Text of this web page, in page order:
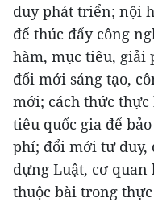
duy phát triển; nội
để thúc đẩy công
hàm, mục tiêu, giải
đổi mới sáng tạo,
mới; cách thức
tiêu quốc gia để
phí; đổi mới tư
dựng Luật, cơ
thuộc bài trong